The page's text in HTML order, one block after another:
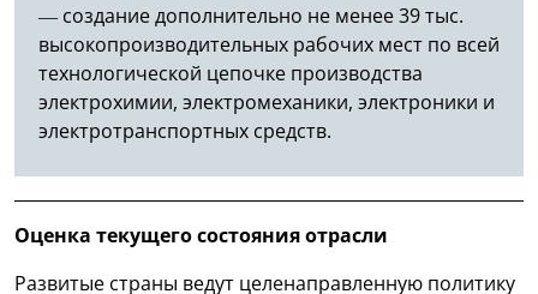
— создание дополнительно не менее 39 тыс.
высокопроизводительных рабочих мест по всей
технологической цепочке производства
электрохимии, электромеханики, электроники и
электротранспортных средств.
Оценка текущего состояния отрасли
Развитые страны ведут целенаправленную политику